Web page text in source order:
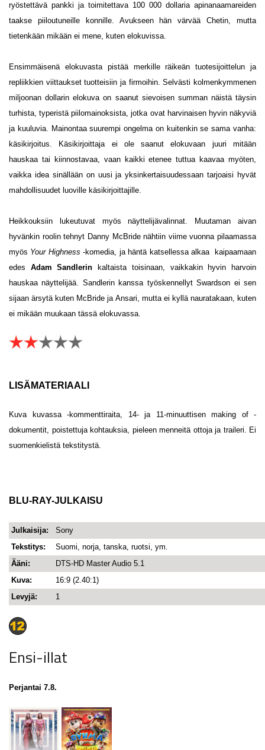
ryöstettävä pankki ja toimitettava 100 000 dollaria apinanaamareiden
taakse piiloutuneille konnille. Avukseen hän värvää Chetin, mutta
tietenkään mikään ei mene, kuten elokuvissa.
Ensimmäisenä elokuvasta pistää merkille räikeän tuotesijoittelun ja
repliikkien viittaukset tuotteisiin ja firmoihin. Selvästi kolmenkymmenen
miljoonan dollarin elokuva on saanut sievoisen summan näistä täysin
turhista, typeristä piilomainoksista, jotka ovat harvinaisen hyvin näkyviä
ja kuuluvia. Mainontaa suurempi ongelma on kuitenkin se sama vanha:
käsikirjoitus. Käsikirjoittaja ei ole saanut elokuvaan juuri mitään
hauskaa tai kiinnostavaa, vaan kaikki etenee tuttua kaavaa myöten,
vaikka idea sinällään on uusi ja yksinkertaisuudessaan tarjoaisi hyvät
mahdollisuudet luoville käsikirjoittajille.
Heikkouksiin lukeutuvat myös näyttelijävalinnat. Muutaman aivan
hyvänkin roolin tehnyt Danny McBride nähtiin viime vuonna pilaamassa
myös Your Highness-komedia, ja häntä katsellessa alkaa kaipaamaan
edes Adam Sandlerin
kaltaista toisinaan, vaikkakin hyvin harvoin
hauskaa näyttelijää. Sandlerin kanssa työskennellyt Swardson ei sen
sijaan ärsytä kuten McBride ja Ansari, mutta ei kyllä nauratakaan, kuten
ei mikään muukaan tässä elokuvassa.
LISÄMATERIAALI
Kuva kuvassa -kommenttiraita, 14- ja 11-minuuttisen making of -
dokumentit, poistettuja kohtauksia, pieleen menneitä ottoja ja traileri. Ei
suomenkielistä tekstitystä.
BLU-RAY-JULKAISU
Julkaisija:
Sony
Tekstitys:
Suomi, norja, tanska, ruotsi, ym.
Ääni:
DTS-HD Master Audio 5.1
Kuva:
16:9 (2.40:1)
Levyjä:
1
Ensi-illat
Perjantai 7.8.